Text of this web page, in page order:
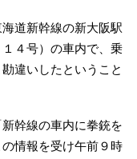
道新幹線の新大阪駅
４号）の車内で、乗
違いしたということ
幹線の車内に拳銃を
情報を受け午前９時